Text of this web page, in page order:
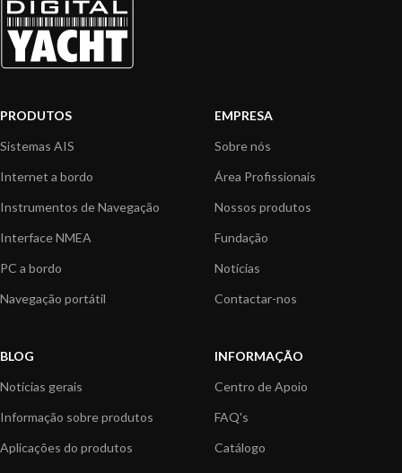
PRODUTOS
Sistemas AIS
Internet a bordo
Instrumentos de Navegação
Interface NMEA
PC a bordo
Navegação portátil
EMPRESA
Sobre nós
Área Profissionais
Nossos produtos
Fundação
Notícias
Contactar-nos
BLOG
Notícias gerais
Informação sobre produtos
Aplicações do produtos
INFORMAÇÃO
Centro de Apoio
FAQ's
Catálogo